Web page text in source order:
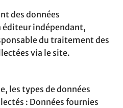
des données
éditeur indépendant,
du traitement des
via le site.
les types de données
: Données fournies